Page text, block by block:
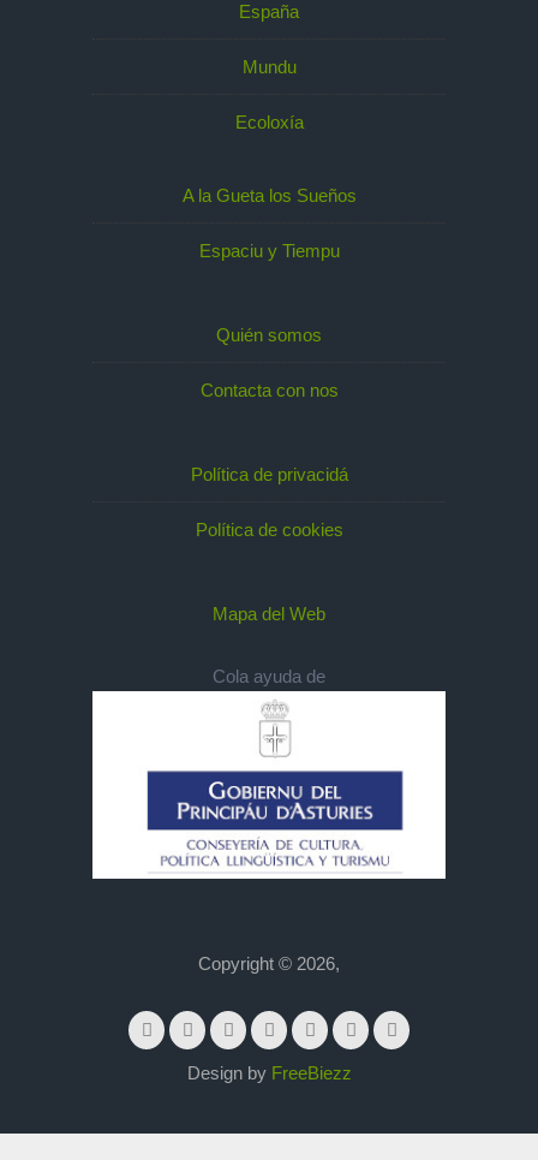
España
Mundu
Ecoloxía
A la Gueta los Sueños
Espaciu y Tiempu
Quién somos
Contacta con nos
Política de privacidá
Política de cookies
Mapa del Web
Cola ayuda de
Copyright © 2026,
Design by FreeBiezz